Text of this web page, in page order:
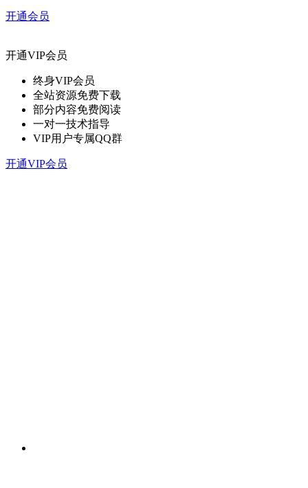
开通会员
开通VIP会员
终身VIP会员
全站资源免费下载
部分内容免费阅读
一对一技术指导
VIP用户专属QQ群
开通VIP会员